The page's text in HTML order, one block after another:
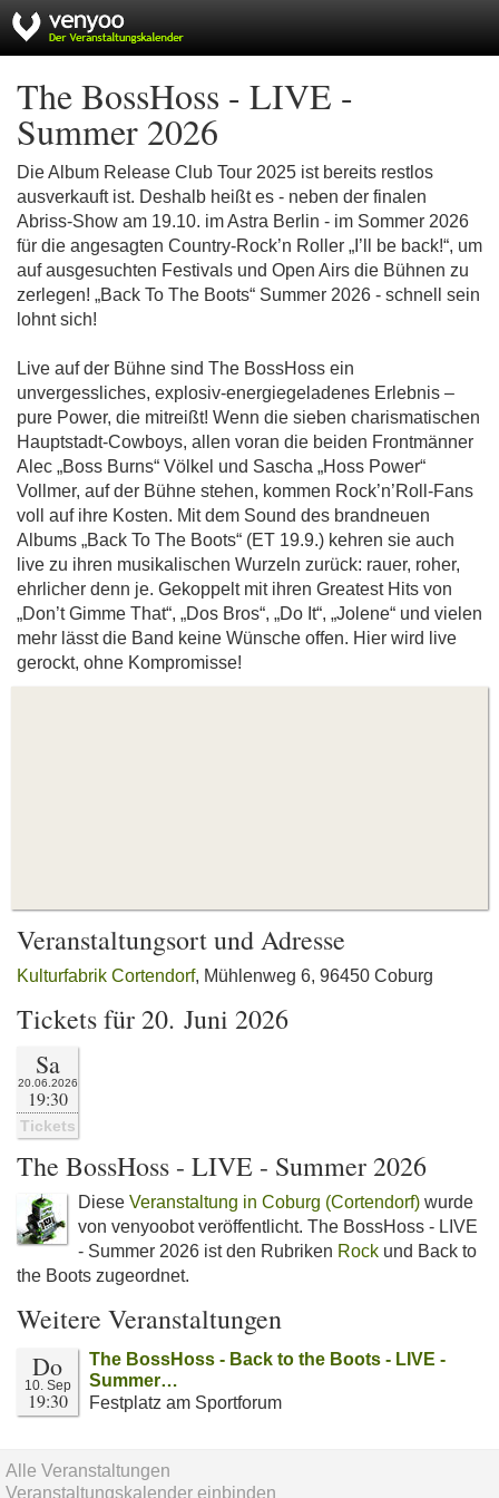
The BossHoss - LIVE -
Summer 2026
Die Album Release Club Tour 2025 ist bereits restlos
ausverkauft ist. Deshalb heißt es - neben der finalen
Abriss-Show am 19.10. im Astra Berlin - im Sommer 2026
für die angesagten Country-Rock’n Roller „I’ll be back!“, um
auf ausgesuchten Festivals und Open Airs die Bühnen zu
zerlegen! „Back To The Boots“ Summer 2026 - schnell sein
lohnt sich!
Live auf der Bühne sind The BossHoss ein
unvergessliches, explosiv-energiegeladenes Erlebnis –
pure Power, die mitreißt! Wenn die sieben charismatischen
Hauptstadt-Cowboys, allen voran die beiden Frontmänner
Alec „Boss Burns“ Völkel und Sascha „Hoss Power“
Vollmer, auf der Bühne stehen, kommen Rock’n’Roll-Fans
voll auf ihre Kosten. Mit dem Sound des brandneuen
Albums „Back To The Boots“ (ET 19.9.) kehren sie auch
live zu ihren musikalischen Wurzeln zurück: rauer, roher,
ehrlicher denn je. Gekoppelt mit ihren Greatest Hits von
„Don’t Gimme That“, „Dos Bros“, „Do It“, „Jolene“ und vielen
mehr lässt die Band keine Wünsche offen. Hier wird live
gerockt, ohne Kompromisse!
Veranstaltungsort und Adresse
Kulturfabrik Cortendorf, Mühlenweg 6, 96450 Coburg
Tickets für 20. Juni 2026
Sa
20.06.2026
19:30
Tickets
The BossHoss - LIVE - Summer 2026
Diese Veranstaltung in Coburg (Cortendorf) wurde
von venyoobot veröffentlicht. The BossHoss - LIVE
- Summer 2026 ist den Rubriken Rock und Back to
the Boots zugeordnet.
Weitere Veranstaltungen
Do
10. Sep
19:30
The BossHoss - Back to the Boots - LIVE -
Summer…
Festplatz am Sportforum
Alle Veranstaltungen
Veranstaltungskalender einbinden